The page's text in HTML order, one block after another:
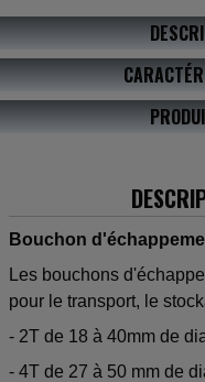
Bouchon
Les bouchons
pour le transport, le
- 2T de 18 à 40mm de
- 4T de 27 à 50 mm de